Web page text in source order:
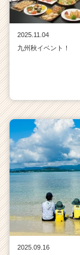
2025.11.04
九州秋イベント！
2025.09.16